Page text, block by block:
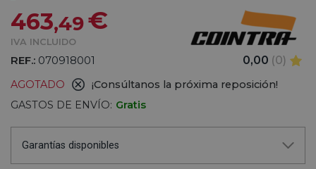
463,49€
IVA INCLUIDO
REF.: 070918001 0,00 (0)
AGOTADO
¡Consúltanos la próxima reposición!
GASTOS DE ENVÍO: Gratis
Garantías disponibles